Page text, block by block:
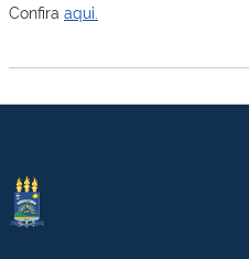
Confira aqui.